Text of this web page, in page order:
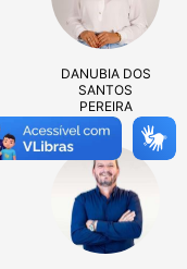
DANUBIA DOS
SANTOS
PEREIRA